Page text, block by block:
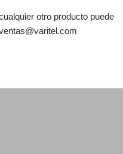
otro producto puede